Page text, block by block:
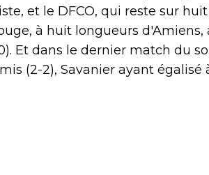
et le DFCO, qui reste sur
à huit longueurs
Et dans le dernier match du
(2-2), Savanier ayant